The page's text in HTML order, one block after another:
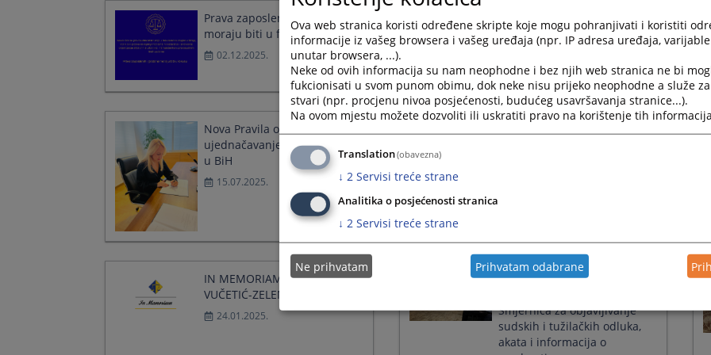
the
question
key
to
get
the
keyboard
Prava zaposlenih i građana
moraju biti u fokusu
02.12.2025.
Održan sastanak Panela za
ujednačavanje sudske prakse
iz građanske oblasti
08.10.2025.
Nova Pravila o radu Panela za
ujednačavanje sudske prakse
u BiH
15.07.2025.
IN MEMORIAM, MARICA
VUČETIĆ-ZELENBABIĆ
24.01.2025.
Pravosuđe i mediji
Smjernica za objavljivanje
sudskih i tužilačkih odluka,
akata i informacija o
Ova web stranica koristi određene skripte koje mogu pohranjivati i koristiti
informacije iz vašeg browsera i vašeg uređaja (npr. IP adresa uređaja,
unutar browsera, ...).
Neke od ovih informacija su nam neophodne i bez njih web stranica ne bi
fukcionisati u svom punom obimu, dok neke nisu prijeko neophodne a služe
stvari (npr. procjenu nivoa posjećenosti, budućeg usavršavanja stranice...).
Na ovom mjestu možete dozvoliti ili uskratiti pravo na korištenje tih
Translation(obavezna)
↓ 2 Servisi treće strane
Analitika o posjećenosti stranica
↓ 2 Servisi treće strane
Ne prihvatam Prihvatam odabrane